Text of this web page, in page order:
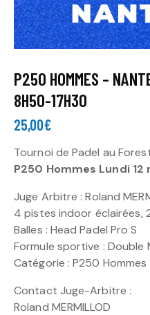
P250 HOMMES –
8H50-17H30
25,00€
Tournoi de Padel au
P250 Hommes Lundi 12
Juge Arbitre : Roland
4 pistes indoor éclairées,
Balles : Head Padel Pro S
Formule sportive : Double
Catégorie : P250
Contact Juge-Arbitre :
Roland MERMILLOD